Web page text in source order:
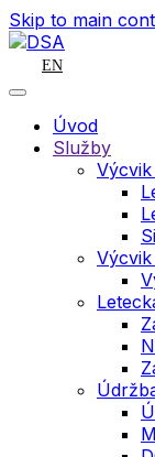
Skip to main
EN
Úvod
Služby